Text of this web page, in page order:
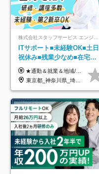
ITサポート■未経験OK■土日
祝休み■残業少なめ■在宅実
績あり■約900種類のスキル
アップ講座あり■全国募集
★通勤＆就業＆地域/住宅＆役職手当あり ★残業代は全額支給 ★選べる給与制度あり！ ■東京・神奈川・千葉・埼玉勤務の場合 月給24.5万円～55万円＋諸手当 （残業代は全額支給） (20,000円の地域/住宅手当込み) ■愛知・京都・大阪・兵庫勤務の場合 月給24万円以上＋諸手当 （残業代は全額支給） (15,000円の地域/住宅手当込み) ■茨城・栃木・群馬・静岡・三重・滋賀・広島・福岡勤務の場合 月給23.5万円以上＋諸手当 （残業代は全額支給） (10,000円の地域/住宅手当込み) ■北海道・宮城・山梨・長野・岐阜・奈良・和歌山・岡山勤務の場合 月給23万円以上＋諸手当 （残業代は全額支給） (5,000円の地域/住宅手当込み) ■その他のエリア勤務の場合 月給22.5万円以上＋諸手当 （残業代は全額支給） ※経験や能力を考慮し、当社規定により優遇します 【昇給：年一回実施】 【選べる給与制度】 ★収入を重視する方に… 「変動型人事制度」の選択も可能（派遣先からの評価に応じて収入アップ！） ※年2回のタイミングで希望者と面談の上決定します。
東京都_神奈川県_埼玉県_千葉県_大阪府_愛知県_北海道_岩手県_宮城県_山形県_福島県_茨城県_栃木県_群馬県_山梨県_長野県_富山県_石川県_静岡県_岐阜県_三重県_兵庫県_京都府_滋賀県_奈良県_広島県_岡山県_山口県_愛媛県_福岡県_熊本県_長崎県